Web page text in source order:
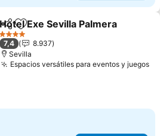
CompartirAgregar a favoritos
Hotel Exe Sevilla Palmera
4 Estrellas
7,4
8.937
Sevilla
Espacios versátiles para eventos y juegos